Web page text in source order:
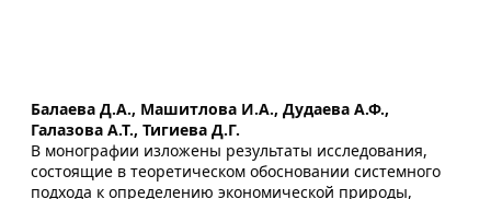
Балаева Д.А., Машитлова И.А., Дудаева А.Ф.,
Галазова А.Т., Тигиева Д.Г.
В монографии изложены результаты исследования,
состоящие в теоретическом обосновании системного
подхода к определению экономической природы,